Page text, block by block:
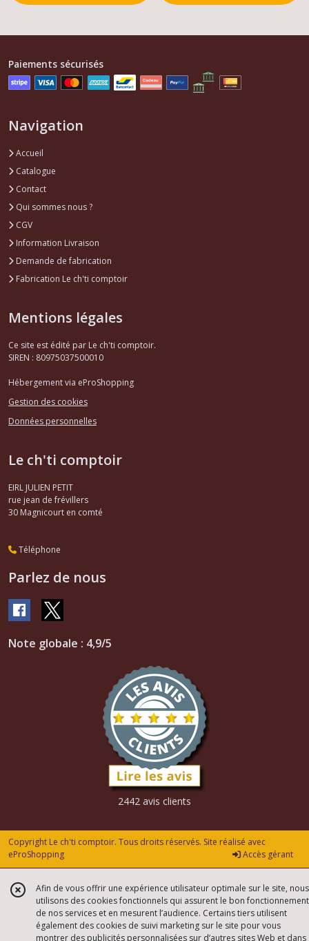
Paiements sécurisés
Navigation
Accueil
Catalogue
Contact
Qui sommes nous ?
CGV
Information Livraison
Demande de fabrication
Fabrication Le ch'ti comptoir
Mentions légales
Ce site est édité par Le ch'ti comptoir.
SIREN : 80975037500010
Hébergement via eProShopping
Gestion des cookies
Données personnelles
Le ch'ti comptoir
EIRL JULIEN PETIT
rue jean de frévillers
30 Magnicourt en comté
Téléphone
Parlez de nous
Note globale : 4,9/5
2442 avis clients
Copyright Le ch'ti comptoir. Tous droits réservés. Site réalisé avec
eProShopping
Accès gérant
Afin de vous offrir une expérience utilisateur optimale sur le site, nous
utilisons des cookies fonctionnels qui assurent le bon fonctionnement
de nos services et en mesurent l’audience. Certains tiers utilisent
également des cookies de suivi marketing sur le site pour vous
montrer des publicités personnalisées sur d’autres sites Web et dans